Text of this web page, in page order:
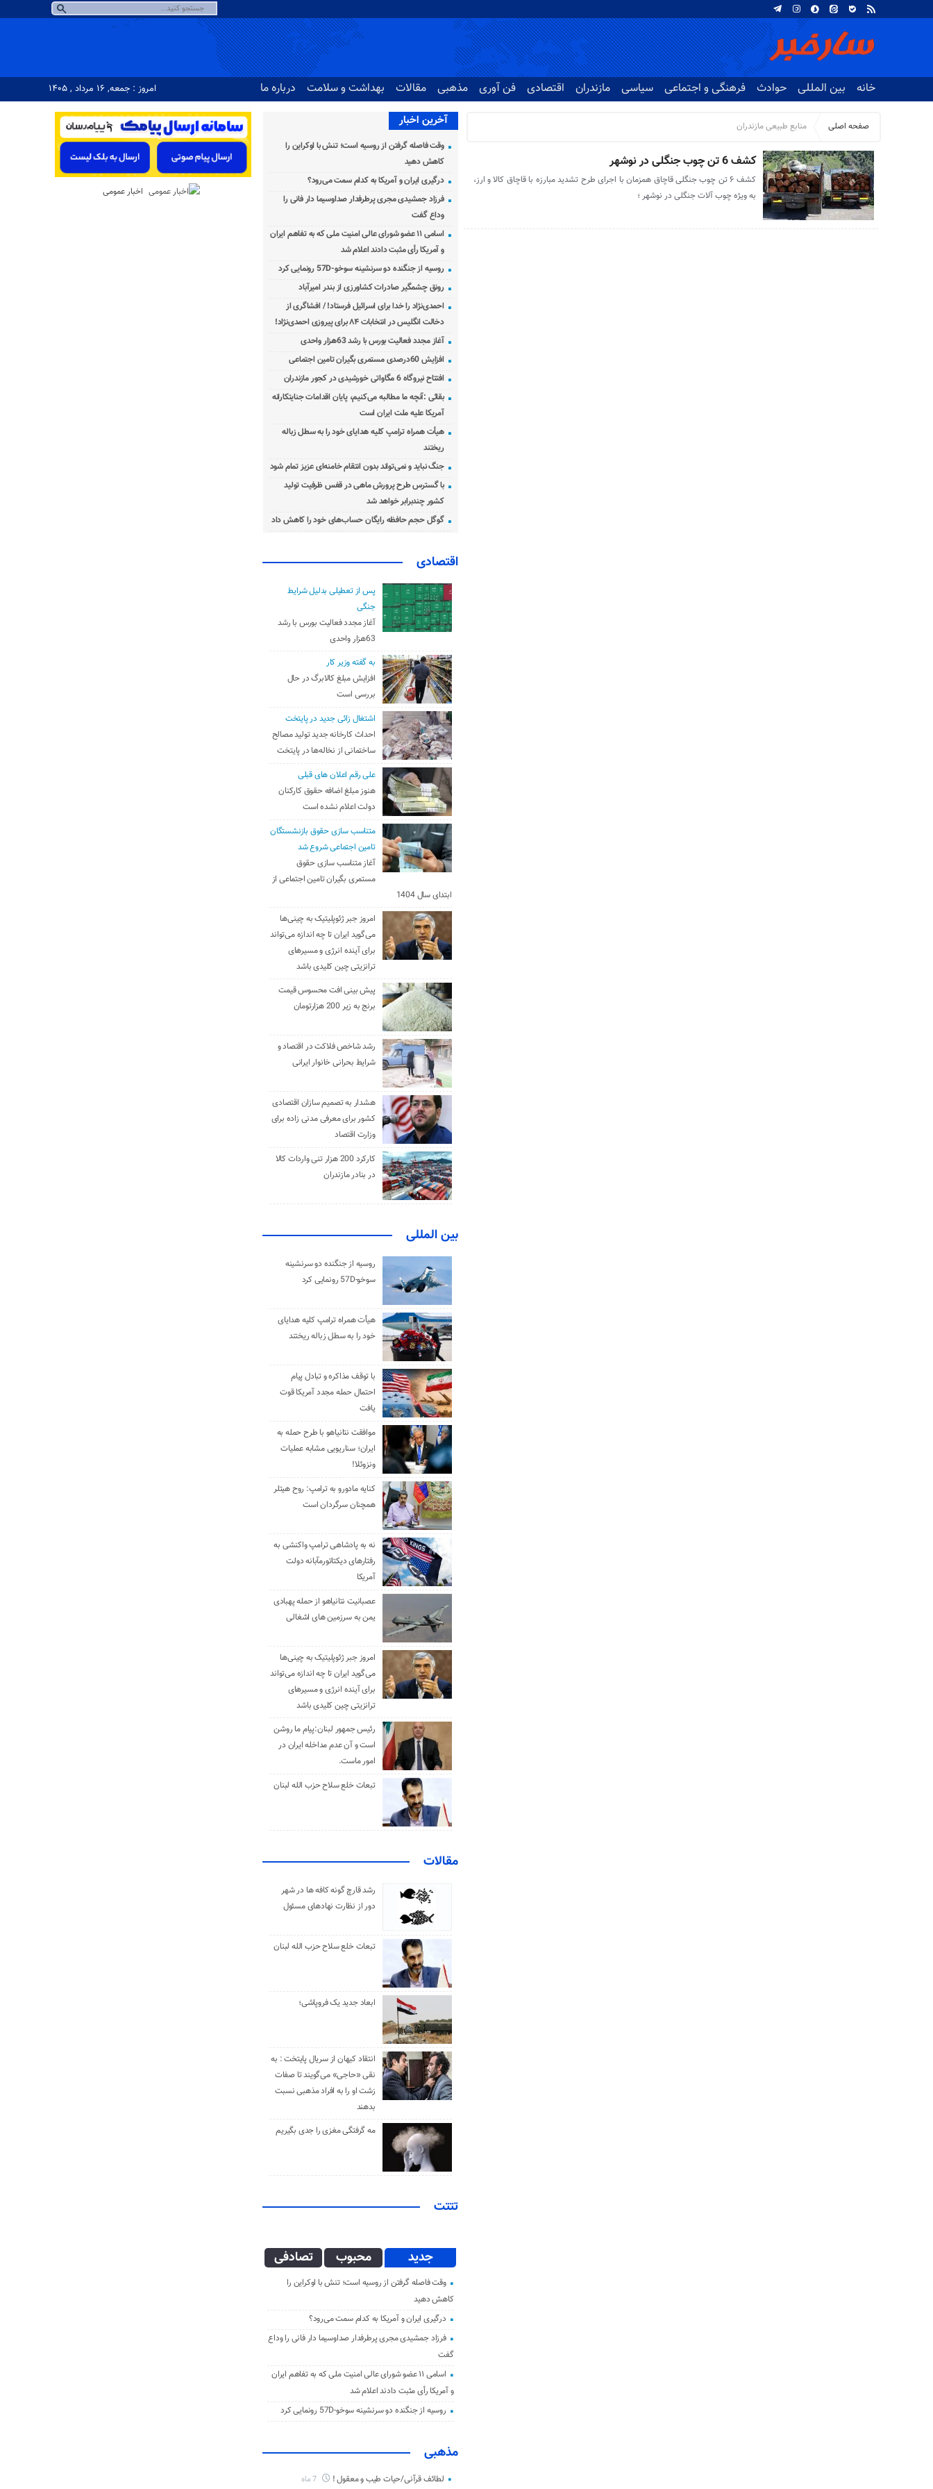
خانه بین المللی حوادث فرهنگی و اجتماعی سیاسی مازندران اقتصادی فن آوری مذهبی مقالات بهداشت و سلامت درباره ما امروز : جمعه, ۱۶ مرداد , ۱۴۰۵
صفحه اصلی منابع طبیعی مازندران
کشف 6 تن چوب جنگلی در نوشهر
کشف ۶ تن چوب جنگلی قاچاق همزمان با اجرای طرح تشدید مبارزه با قاچاق کالا و ارز،
به ویژه چوب آلات جنگلی در نوشهر ؛
آخرین اخبار
وقت فاصله گرفتن از روسیه است؛ تنش با اوکراین را
کاهش دهید
درگیری ایران و آمریکا به کدام سمت می‌رود؟
فرزاد جمشیدی مجری پرطرفدار صداوسیما دار فانی را
وداع گفت
اسامی ۱۱ عضو شورای عالی امنیت ملی که به تفاهم ایران
و آمریکا رأی مثبت دادند اعلام شد
روسیه از جنگنده دو سرنشینه سوخو-57D رونمایی کرد
رونق چشمگیر صادرات کشاورزی از بندر امیرآباد
احمدی‌نژاد را خدا برای اسرائیل فرستاد! / افشاگری از
دخالت انگلیس در انتخابات ۸۴ برای پیروزی احمدی‌نژاد!
آغاز مجدد فعالیت بورس با رشد 63هزار واحدی
افزایش 60درصدی مستمری بگیران تامین اجتماعی
افتتاح نیروگاه 6 مگاواتی خورشیدی در کجور مازندران
بقائی :آنچه ما مطالبه می‌کنیم، پایان اقدامات جنایتکارانه
آمریکا علیه ملت ایران است
هیأت همراه ترامپ کلیه هدایای خود را به سطل زباله
ریختند
جنگ نباید و نمی‌تواند بدون انتقام خامنه‌ای عزیز تمام شود
با گسترس طرح پرورش ماهی در قفس ظرفیت تولید
کشور چندبرابر خواهد شد
گوگل حجم حافظه رایگان حساب‌های خود را کاهش داد
اقتصادی
پس از تعطیلی بدلیل شرایط
جنگی
آغاز مجدد فعالیت بورس با رشد
63هزار واحدی
به گفته وزیر کار
افزایش مبلغ کالابرگ در حال
بررسی است
اشتغال زائی جدید در پایتخت
احداث کارخانه جدید تولید مصالح
ساختمانی از نخاله‌ها در پایتخت
علی رقم اعلان های قبلی
هنوز مبلغ اضافه حقوق کارکنان
دولت اعلام نشده است
متناسب سازی حقوق بازنشستگان
تامین اجتماعی شروع شد
آغاز متناسب سازی حقوق
مستمری بگیران تامین اجتماعی از
ابتدای سال 1404
امروز جبر ژئوپلیتیک به چینی‌ها
می‌گوید ایران تا چه اندازه می‌تواند
برای آینده انرژی و مسیرهای
ترانزیتی چین کلیدی باشد
پیش بینی افت محسوس قیمت
برنج به زیر 200 هزارتومان
رشد شاخص فلاکت در اقتصاد و
شرایط بحرانی خانوار ایرانی
هشدار به تصمیم سازان اقتصادی
کشور برای معرفی مدنی زاده برای
وزارت اقتصاد
کارکرد 200 هزار تنی واردات کالا
در بنادر مازندران
بین المللی
روسیه از جنگنده دو سرنشینه
سوخو-57D رونمایی کرد
هیأت همراه ترامپ کلیه هدایای
خود را به سطل زباله ریختند
با توقف مذاکره و تبادل پیام
احتمال حمله مجدد آمریکا قوت
یافت
موافقت نتانیاهو با طرح حمله به
ایران؛ سناریویی مشابه عملیات
ونزوئلا!
کنایه مادورو به ترامپ: روح هیتلر
همچنان سرگردان است
نه به پادشاهی ترامپ واکنشی به
رفتارهای دیکتاتورمآبانه دولت
آمریکا
عصبانیت نتانیاهو از حمله پهبادی
یمن به سرزمین های اشغالی
امروز جبر ژئوپلیتیک به چینی‌ها
می‌گوید ایران تا چه اندازه می‌تواند
برای آینده انرژی و مسیرهای
ترانزیتی چین کلیدی باشد
رئیس جمهور لبنان:پیام ما روشن
است و آن عدم مداخله ایران در
امور ماست.
تبعات خلع سلاح حزب الله لبنان
مقالات
رشد قارچ گونه کافه ها در شهر
دور از نظارت نهادهای مسئول
تبعات خلع سلاح حزب الله لبنان
ابعاد جدید یک فروپاشی؛
انتقاد کیهان از سریال پایتخت : به
نقی «حاجی» می‌گویند تا صفات
زشت او را به افراد مذهبی نسبت
بدهند
مه گرفتگی مغزی را جدی بگیریم
تتتت
جدید محبوب تصادفی
وقت فاصله گرفتن از روسیه است؛ تنش با اوکراین را
کاهش دهید
درگیری ایران و آمریکا به کدام سمت می‌رود؟
فرزاد جمشیدی مجری پرطرفدار صداوسیما دار فانی را وداع
گفت
اسامی ۱۱ عضو شورای عالی امنیت ملی که به تفاهم ایران
و آمریکا رأی مثبت دادند اعلام شد
روسیه از جنگنده دو سرنشینه سوخو-57D رونمایی کرد
مذهبی
لطائف قرآنی/حیات طیب و معقول !
اخبار عمومی